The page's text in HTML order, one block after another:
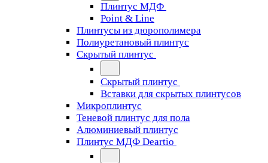
Плинтус МДФ
Point & Line
Плинтусы из дюрополимера
Полиуретановый плинтус
Скрытый плинтус
Скрытый плинтус
Вставки для скрытых плинтусов
Микроплинтус
Теневой плинтус для пола
Алюминиевый плинтус
Плинтус МДФ Deartio